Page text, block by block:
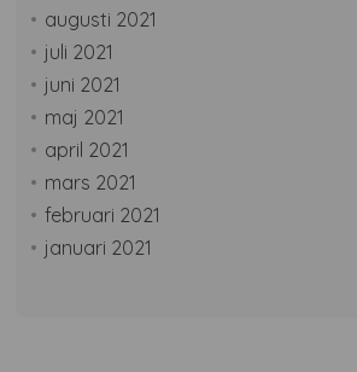
augusti 2021
juli 2021
juni 2021
maj 2021
april 2021
mars 2021
februari 2021
januari 2021